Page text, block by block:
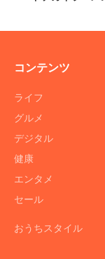
コンテンツ
ライフ
グルメ
デジタル
健康
エンタメ
セール
おうちスタイル